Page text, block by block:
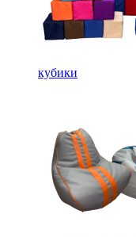
кубики